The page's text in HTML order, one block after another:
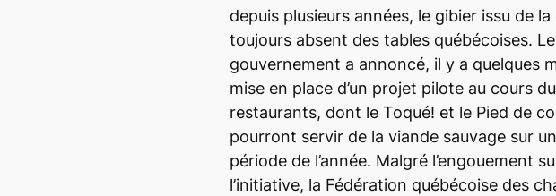
depuis plusieurs années, le gibier issu de
toujours absent des tables québécoises. Le
gouvernement a annoncé, il y a quelques
mise en place d’un projet pilote au cours
restaurants, dont le Toqué! et le Pied de
pourront servir de la viande sauvage sur
période de l’année. Malgré l’engouement
l’initiative, la Fédération québécoise des